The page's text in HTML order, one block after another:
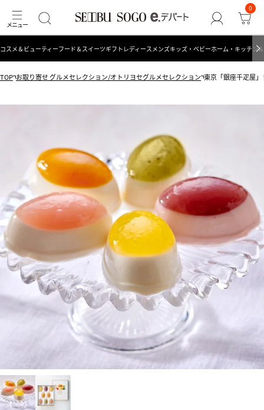
0
コスメ＆ビューティーフード＆スイーツギフト レディース メンズキッズ・ベビーホーム・キッチン
TOP お取り寄せ グルメセレクション/オトリヨセグルメセレクション 東京「銀座千疋屋